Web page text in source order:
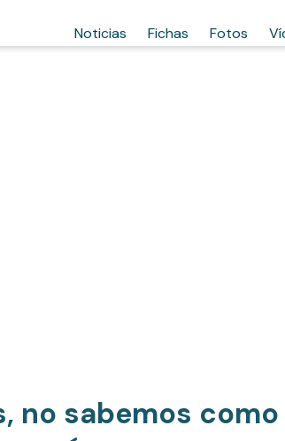
Noticias Fichas Fotos
no sabemos